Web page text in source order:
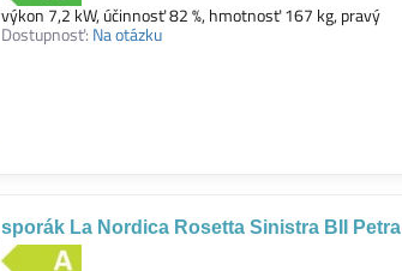
výkon 7,2 kW, účinnosť 82 %, hmotnosť 167 kg, pravý
Dostupnosť: Na otázku
sporák La Nordica Rosetta Sinistra BII Petra